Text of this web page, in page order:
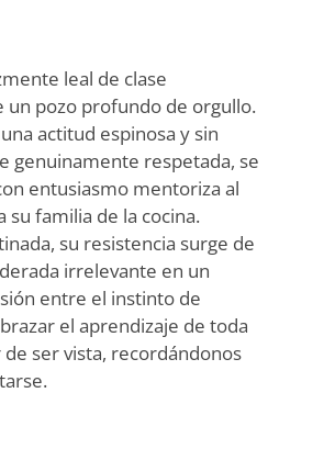
leal de clase
un pozo profundo de orgullo.
actitud espinosa y sin
genuinamente respetada, se
entusiasmo mentoriza al
familia de la cocina.
su resistencia surge de
irrelevante en un
entre el instinto de
el aprendizaje de toda
ser vista, recordándonos